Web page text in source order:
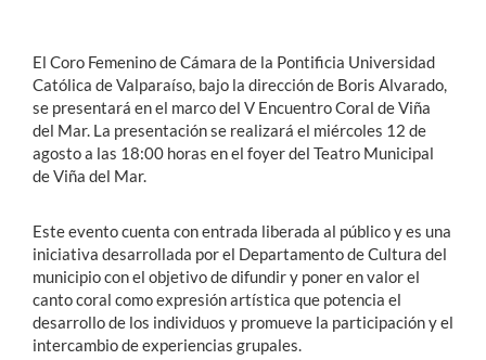
English
El Coro Femenino de Cámara de la Pontificia Universidad
Católica de Valparaíso, bajo la dirección de Boris Alvarado,
se presentará en el marco del V Encuentro Coral de Viña
del Mar. La presentación se realizará el miércoles 12 de
agosto a las 18:00 horas en el foyer del Teatro Municipal
de Viña del Mar.
Este evento cuenta con entrada liberada al público y es una
iniciativa desarrollada por el Departamento de Cultura del
municipio con el objetivo de difundir y poner en valor el
canto coral como expresión artística que potencia el
desarrollo de los individuos y promueve la participación y el
intercambio de experiencias grupales.